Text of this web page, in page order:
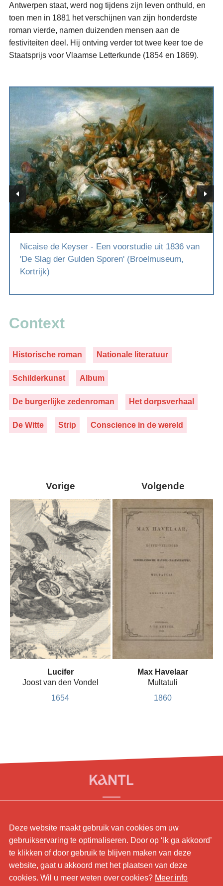
Antwerpen staat, werd nog tijdens zijn leven onthuld, en
toen men in 1881 het verschijnen van zijn honderdste
roman vierde, namen duizenden mensen aan de
festiviteiten deel. Hij ontving verder tot twee keer toe de
Staatsprijs voor Vlaamse Letterkunde (1854 en 1869).
Nicaise de Keyser - Een voorstudie uit 1836 van
'De Slag der Gulden Sporen' (Broelmuseum,
Kortrijk)
Context
Historische roman Nationale literatuur
Schilderkunst Album
De burgerlijke zedenroman Het dorpsverhaal
De Witte Strip Conscience in de wereld
Vorige
Lucifer
Joost van den Vondel
1654
Volgende
Max Havelaar
Multatuli
1860
Contact.
Disclaimer.
Privaybeleid.
Deze website maakt gebruik van cookies om uw
gebruikservaring te optimaliseren. Door op ‘Ik ga akkoord’
te klikken of door gebruik te blijven maken van deze
website, gaat u akkoord met het plaatsen van deze
cookies. Wil u meer weten over cookies? Meer info